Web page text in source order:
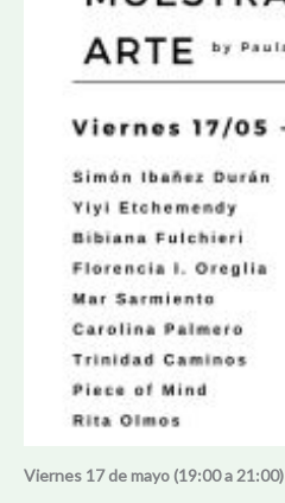
Viernes 17 de mayo (19:00 a 21:00)